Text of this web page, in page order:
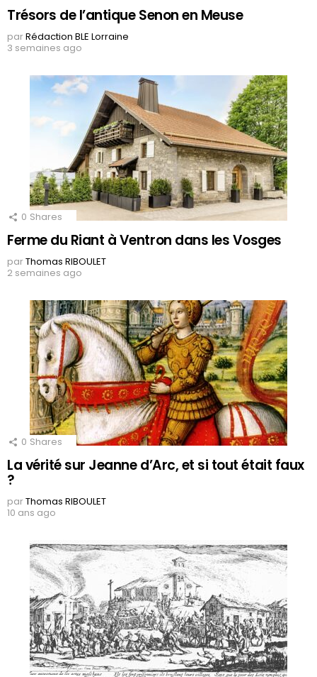
Trésors de l’antique Senon en Meuse
parRédaction BLE Lorraine
3 semaines ago
0 Shares
Ferme du Riant à Ventron dans les Vosges
parThomas RIBOULET
2 semaines ago
0 Shares
La vérité sur Jeanne d’Arc, et si tout était faux
?
parThomas RIBOULET
10 ans ago